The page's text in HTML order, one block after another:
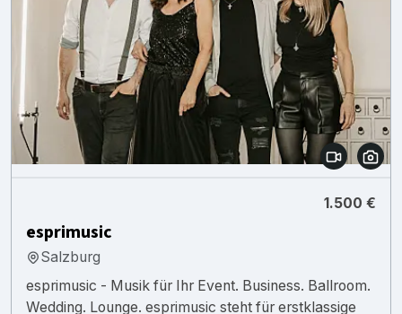
1.500 €
esprimusic
Salzburg
esprimusic - Musik für Ihr Event. Business. Ballroom.
Wedding. Lounge. esprimusic steht für erstklassige